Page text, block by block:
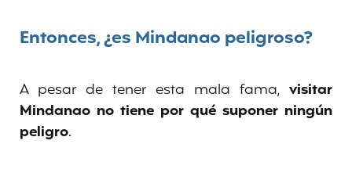
Entonces, ¿es Mindanao peligroso?
A pesar de tener esta mala fama, visitar
Mindanao no tiene por qué suponer ningún
peligro.